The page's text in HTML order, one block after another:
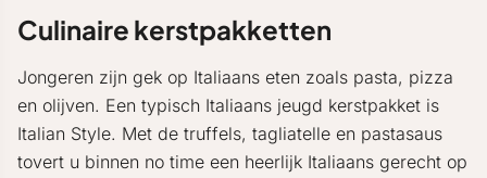
Culinaire kerstpakketten
Jongeren zijn gek op Italiaans eten zoals pasta, pizza
en olijven. Een typisch Italiaans jeugd kerstpakket is
Italian Style. Met de truffels, tagliatelle en pastasaus
tovert u binnen no time een heerlijk Italiaans gerecht op